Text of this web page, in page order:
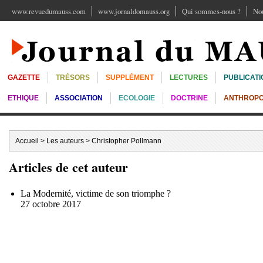
www.revuedumauss.com www.jornaldomauss.org Qui sommes-nous ?
GAZETTE TRÉSORS SUPPLÉMENT LECTURES
ETHIQUE ASSOCIATION ECOLOGIE DOCTRINE
Accueil > Les auteurs > Christopher Pollmann
Articles de cet auteur
La Modernité, victime de son triomphe ?
27 octobre 2017